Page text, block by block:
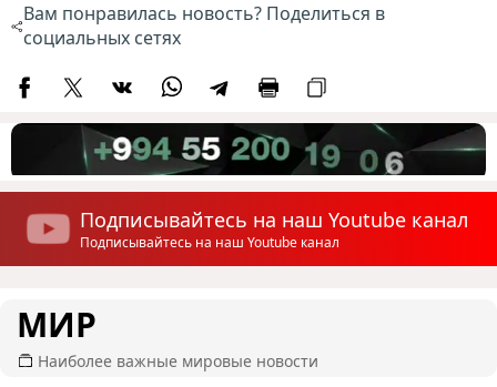
Вам понравилась новость? Поделиться в
социальных сетях
Подписывайтесь на наш Youtube канал
Подписывайтесь на наш Youtube канал
МИР
Наиболее важные мировые новости